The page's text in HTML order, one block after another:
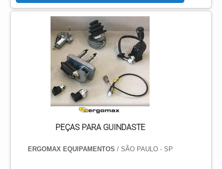
importante que uma empresa qualificada
tenha um amplo estoque de peças, e uma
equipe de profissionais treinados,
possibilitando aos clientes as melhores
condições para aquisição do material, além
de um ágil processo de importação.
MATERIAIS DISPONÍVEIS PARA
EMPILHA...
PEÇAS PARA GUINDASTE
ERGOMAX EQUIPAMENTOS / SÃO PAULO - SP